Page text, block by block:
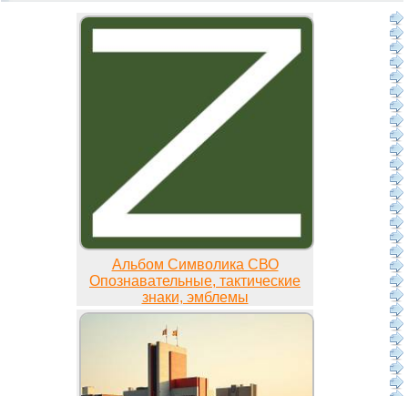
Альбом Символика СВО
Опознавательные, тактические
знаки, эмблемы